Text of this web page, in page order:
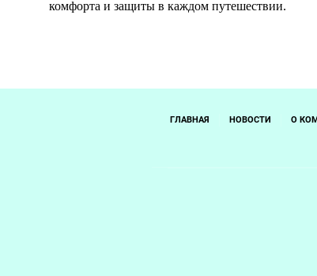
комфорта и защиты в каждом путешествии.
ГЛАВНАЯ НОВОСТИ О